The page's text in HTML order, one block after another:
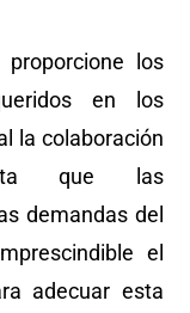
los
en los
la colaboración
que las
demandas del
el
adecuar esta